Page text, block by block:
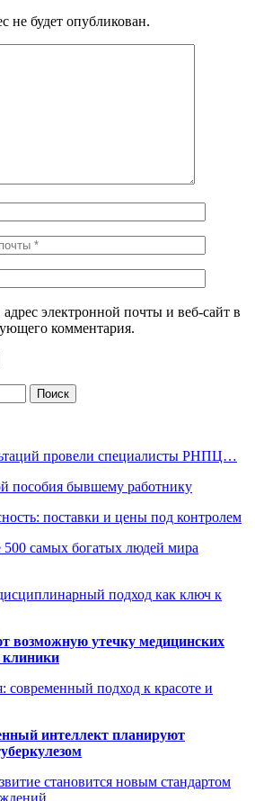
не будет опубликован.
электронной почты и веб-сайт в
комментария.
провели специалисты РНПЦ…
пособия бывшему работнику
поставки и цены под контролем
500 самых богатых людей мира
подход как ключ к
возможную утечку медицинских
клиники
современный подход к красоте и
интеллект планируют
становится новым стандартом